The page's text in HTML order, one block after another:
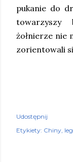
pukanie do
towarzyszy
żołnierze nie
zorientowali
Udostępnij
Etykiety: Chiny